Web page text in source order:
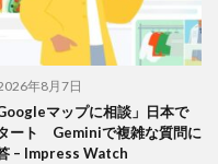
年8月7日
Googleマップに相談」日本で
ート Geminiで複雑な質問に
– Impress Watch